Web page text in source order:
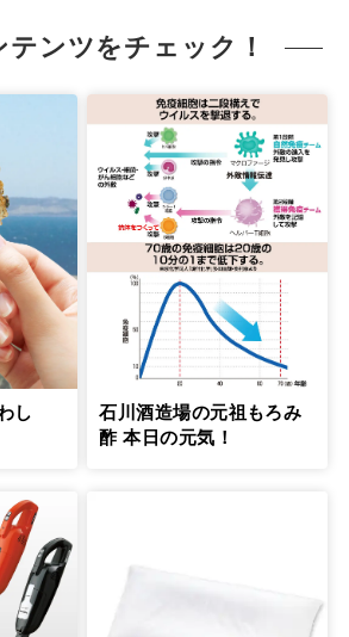
テンツをチェック！
し
石川酒造場の元祖もろみ
酢 本日の元気！